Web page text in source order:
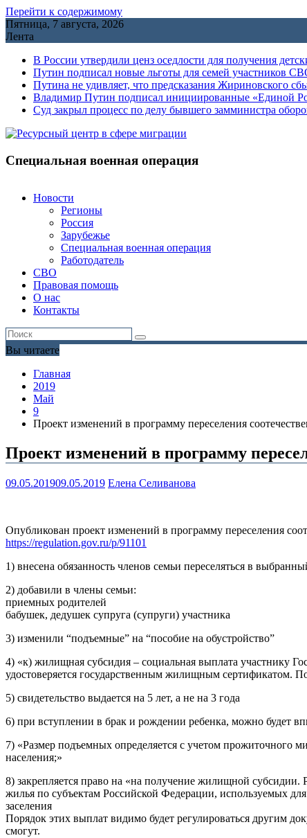
Перейти к содержимому
Пятница, 7 августа, 2026
Лента
В России утвердили ценз оседлости для получения
Путин подписал новые льготы для семей участников
Путина не удивляет, что предсказания Жириновского
Владимир Путин подписал инициированные «Единой
Cуд закрыл процесс по делу бывшего замминистра
Специальная военная операция
Новости
Регионы
Россия
Зарубежье
Специальная военная операция
Работодатель
СВО
Правовая помощь
О нас
Контакты
Вы читаете
Главная
2019
Май
9
Проект изменений в программу переселения
Проект изменений в программу
09.05.201909.05.2019 Елена Селиванова
Опубликован проект изменений в программу переселения
https://regulation.gov.ru/p/91101
1) внесена обязанность членов семьи переселяться в
2) добавили в члены семьи:
приемных родителей
бабушек, дедушек супруга (супруги) участника
3) изменили “подъемные” на “пособие на обустройство”
4) «к) жилищная субсидия – социальная выплата участнику
удостоверяется государственным жилищным сертификатом.
5) свидетельство выдается на 5 лет, а не на 3 года
6) при вступлении в брак и рождении ребенка, можно будет
7) «Размер подъемных определяется с учетом прожиточного
населения;»
8) закрепляется право на «на получение жилищной субсидии.
жилья по субъектам Российской Федерации, используемых
заселения
Порядок этих выплат видимо будет регулироваться другим
смогут.